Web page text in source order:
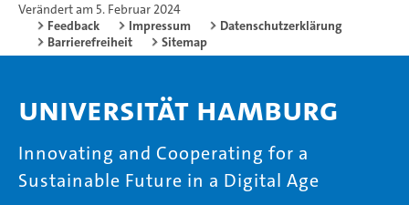
Verändert am 5. Februar 2024
Feedback
Impressum
Datenschutzerklärung
Barrierefreiheit
Sitemap
Universität Hamburg
Innovating and Cooperating for a
Sustainable Future in a Digital Age